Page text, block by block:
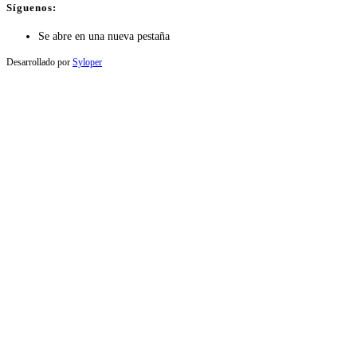
Síguenos:
Se abre en una nueva pestaña
Desarrollado por Syloper